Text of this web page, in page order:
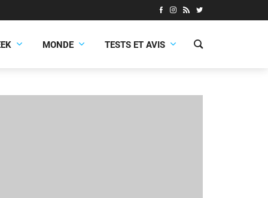
MONDE TESTS ET AVIS